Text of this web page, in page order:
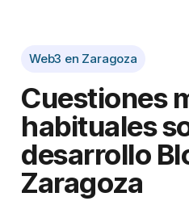
Web3 en Zaragoza
Cuestiones
habituales
desarrollo
Zaragoza